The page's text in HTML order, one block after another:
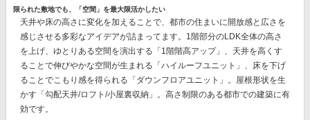
限られた敷地でも、「空間」を最大限活かしたい
天井や床の高さに変化を加えることで、都市の住まいに開放感と広さを
感じさせる多彩なアイデアが詰まってます。1階部分のLDK全体の高さ
を上げ、ゆとりある空間を演出する「1階階高アップ」、天井を高くす
ることで伸びやかな空間が生まれる「ハイルーフユニット」、床を下げ
ることでこもり感を得られる「ダウンフロアユニット」。屋根形状を生
かす「勾配天井/ロフト/小屋裏収納」。高さ制限のある都市での建築に有
効です。